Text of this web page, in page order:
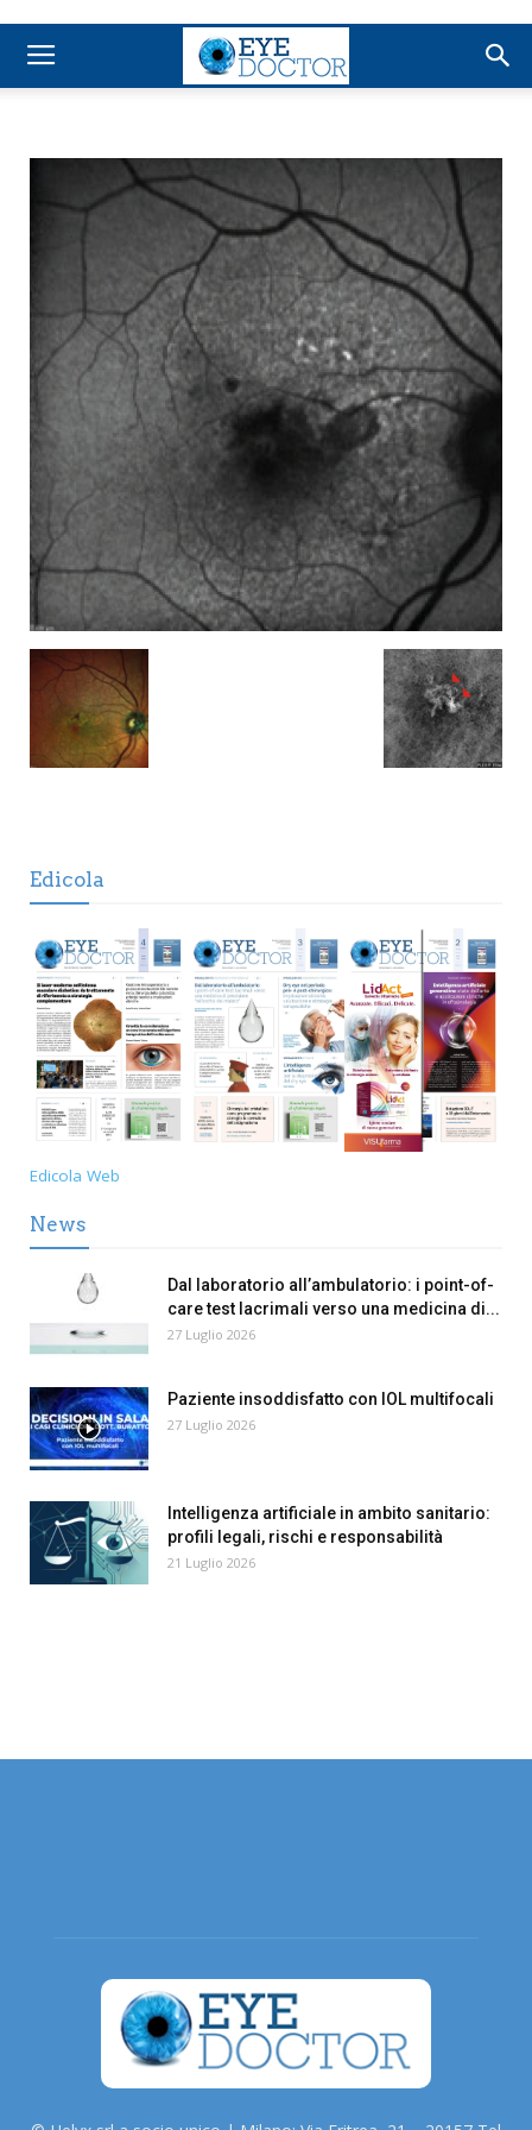
Edicola
Edicola Web
News
Dal laboratorio all’ambulatorio: i point-of-
care test lacrimali verso una medicina di...
27 Luglio 2026
Paziente insoddisfatto con IOL multifocali
27 Luglio 2026
Intelligenza artificiale in ambito sanitario:
profili legali, rischi e responsabilità
21 Luglio 2026